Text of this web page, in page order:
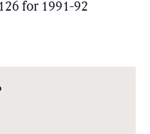
for 1991-92